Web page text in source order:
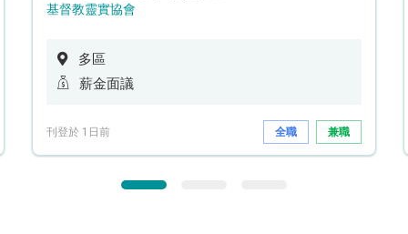
基督教靈實協會
多區
薪金面議
刊登於 1日前 全職 兼職